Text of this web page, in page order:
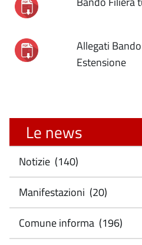
Allegati
Estensione
Le news
Notizie (140)
Manifestazioni (20)
Comune informa (196)